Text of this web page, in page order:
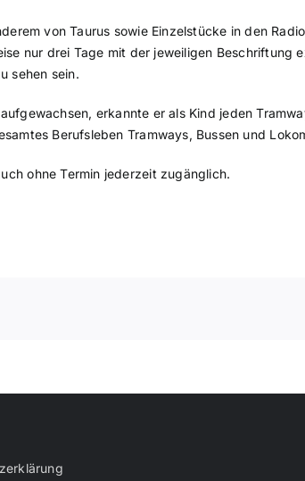
von Taurus sowie Einzelstücke in den
nur drei Tage mit der jeweiligen Beschriftung
sehen sein.
erkannte er als Kind jeden
Berufsleben Tramways, Bussen und
ohne Termin jederzeit zugänglich.